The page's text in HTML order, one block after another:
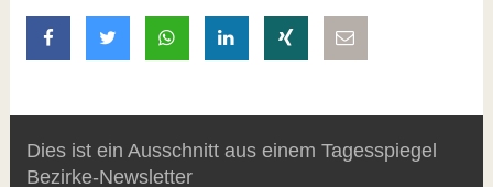
auf Facebook teilen
auf Twitter teilenmit Whatsapp teilen
auf LinkedIn teilen
auf Xing teilen
Dies ist ein Ausschnitt aus einem Tagesspiegel
Bezirke-Newsletter